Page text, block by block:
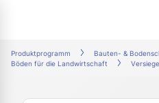
Produktprogramm Bauten- &
Böden für die Landwirtschaft